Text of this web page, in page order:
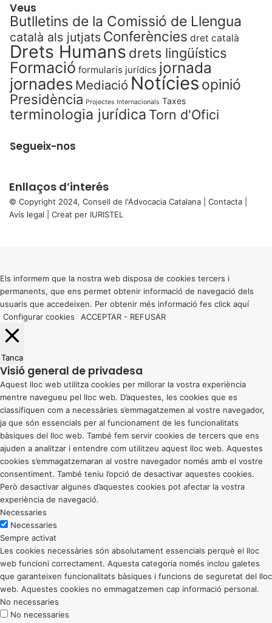
Veus
Butlletins de la Comissió de Llengua
català als jutjats Conferències dret català
Drets Humans drets lingüístics
Formació formularis jurídics jornada
jornades Mediació Notícies opinió
Presidència Projectes Internacionals Taxes
terminologia jurídica Torn d'Ofici
Segueix-nos
Enllaços d’interés
© Copyright 2024, Consell de l'Advocacia Catalana | Contacta
Avís legal | Creat per IURISTEL
button
Els informem que la nostra web disposa de cookies tercers i
permanents, que ens permet obtenir informació de navegació dels
usuaris que accedeixen. Per obtenir més informació fes click aquí
Configurar cookies
ACCEPTAR - REFUSAR
Tanca
Visió general de privadesa
Aquest lloc web utilitza cookies per millorar la vostra experiència
mentre navegueu pel lloc web. D’aquestes, les cookies que es
classifiquen com a necessàries s’emmagatzemen al vostre navegador,
ja que són essencials per al funcionament de les funcionalitats
bàsiques del lloc web. També fem servir cookies de tercers que ens
ajuden a analitzar i entendre com utilitzeu aquest lloc web. Aquestes
cookies s’emmagatzemaran al vostre navegador només amb el vostre
consentiment. També teniu l’opció de desactivar aquestes cookies.
Però desactivar algunes d’aquestes cookies pot afectar la vostra
experiència de navegació.
Necessaries
Necessaries
Sempre activat
Les cookies necessàries són absolutament essencials perquè el lloc
web funcioni correctament. Aquesta categoria només inclou galetes
que garanteixen funcionalitats bàsiques i funcions de seguretat del lloc
web. Aquestes cookies no emmagatzemen cap informació personal.
No necessaries
No necessaries